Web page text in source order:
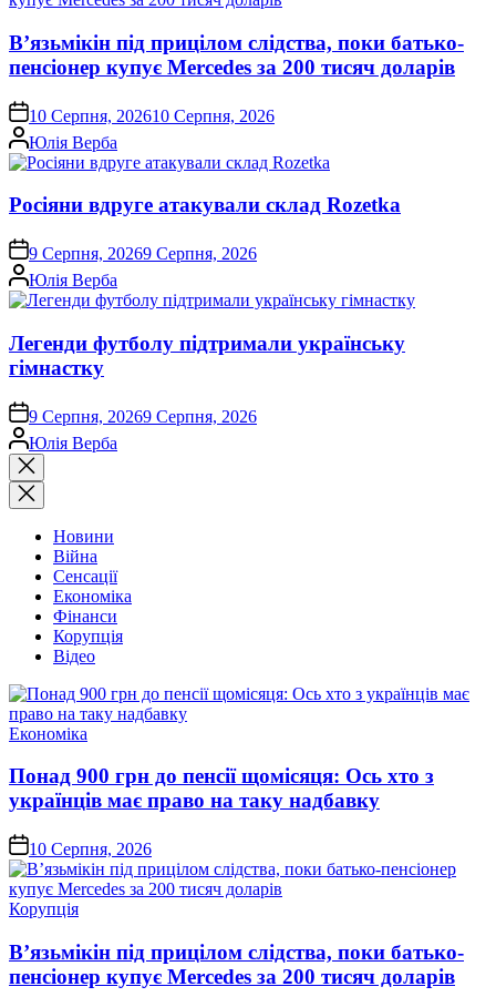
В’язьмікін під прицілом слідства, поки батько-
пенсіонер купує Mercedes за 200 тисяч доларів
on 10 Серпня, 202610 Серпня, 2026
Опубліковано
Юлія Верба
Росіяни вдруге атакували склад Rozetka
on9 Серпня, 20269 Серпня, 2026
Опубліковано
Юлія Верба
Легенди футболу підтримали українську
гімнастку
on9 Серпня, 20269 Серпня, 2026
Опубліковано
Юлія Верба
Закрити
пошук
Новини
Війна
Сенсації
Економіка
Фінанси
Корупція
Відео
Опублікувати
Економіка
Понад 900 грн до пенсії щомісяця: Ось хто з
українців має право на таку надбавку
on 10 Серпня, 2026
Опублікувати
Корупція
В’язьмікін під прицілом слідства, поки батько-
пенсіонер купує Mercedes за 200 тисяч доларів